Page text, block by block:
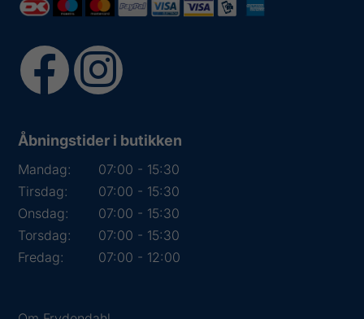
Åbningstider i butikken
Mandag:
07:00 - 15:30
Tirsdag:
07:00 - 15:30
Onsdag:
07:00 - 15:30
Torsdag:
07:00 - 15:30
Fredag:
07:00 - 12:00